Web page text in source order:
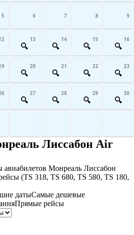
5 6 7 8 9
13 14 15 16
20 21 22 23
27 28 29 30
Лиссабон Air
Монреаль Лиссабон
(TS 318, TS 680, TS 580, TS 180,
датыСамые дешевые
Прямые рейсы